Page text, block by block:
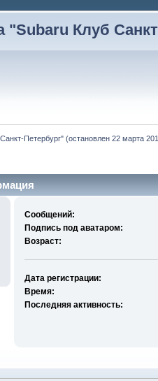
Клуб
Петербург" (остановлен 22 марта
Сообщений:
Подпись под аватаром:
Возраст:
Дата регистрации:
Время:
Последняя активность: